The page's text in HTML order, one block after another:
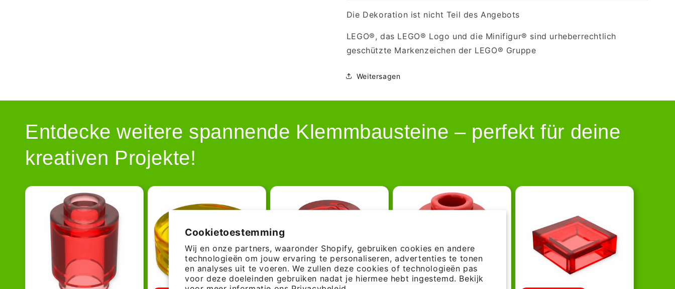
Cookietoestemming
Wij en onze partners, waaronder Shopify, gebruiken cookies en andere
technologieën om jouw ervaring te personaliseren, advertenties te tonen
en analyses uit te voeren. We zullen deze cookies of technologieën pas
voor deze doeleinden gebruiken nadat je hiermee hebt ingestemd. Bekijk
Die Dekoration ist nicht Teil des Angebots
LEGO®, das LEGO® Logo und die Minifigur® sind urheberrechtlich
geschützte Markenzeichen der LEGO® Gruppe
Weitersagen
Entdecke weitere spannende Klemmbausteine – perfekt für deine
kreativen Projekte!